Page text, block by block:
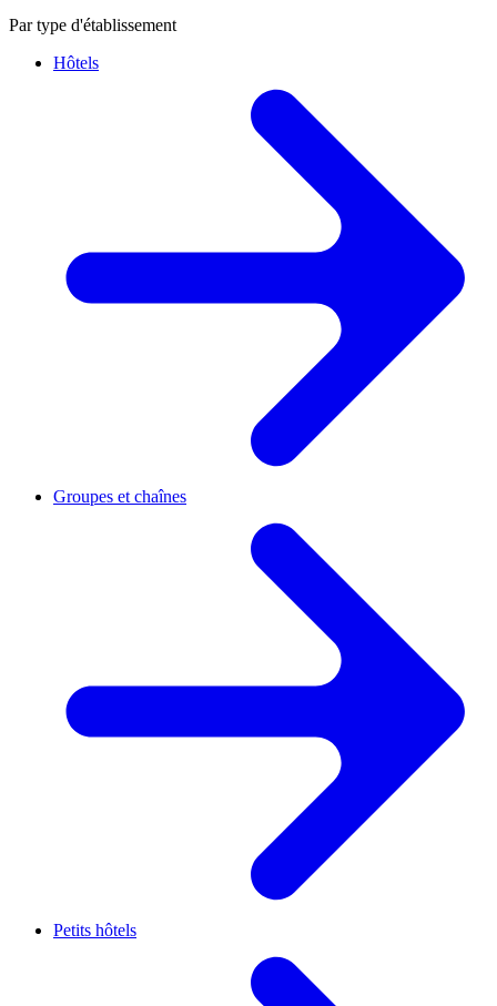
Par type d'établissement
Hôtels
Groupes et chaînes
Petits hôtels